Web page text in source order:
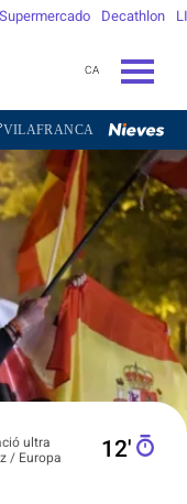
Supermercado Decathlon
CA
33,6° VILANOVA I
ultra
/ Europa
12′